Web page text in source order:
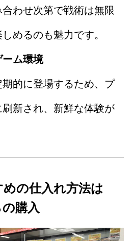
わせ次第で戦術は無限
めるのも魅力です。
ム環境
的に登場するため、プ
新され、新鮮な体験が
の仕入れ方法は
の購入